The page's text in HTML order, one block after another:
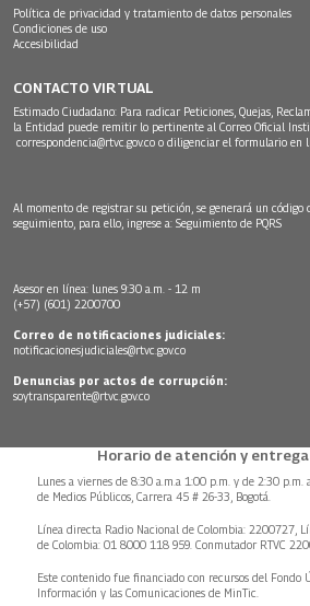
Política de privacidad y tratamiento de datos personales
Condiciones de uso
Accesibilidad
CONTACTO VIRTUAL
Estimado Ciudadano: Para radicar Peticiones, Quejas,
la Entidad puede remitir lo pertinente al Correo Oficial
correspondencia@rtvc.gov.co o diligenciar el formulario en
Al momento de registrar su petición, se generará un
seguimiento, para ello, ingrese a: Seguimiento de PQRS
Asesor en línea: lunes 9:30 a.m. - 12 m
(+57) (601) 2200700
Correo de notificaciones judiciales:
notificacionesjudiciales@rtvc.gov.co
Denuncias por actos de corrupción:
soytransparente@rtvc.gov.co
Horario de atención y entrega
Lunes a viernes de 8:30 a.m.a 1:00 p.m. y de 2:30 p.m.
de Medios Públicos, Carrera 45 # 26-33, Bogotá.
Línea directa Radio Nacional de Colombia: 2200727,
de Colombia: 01 8000 118 959. Conmutador RTVC
Este contenido fue financiado con recursos del Fondo
Información y las Comunicaciones de MinTic.